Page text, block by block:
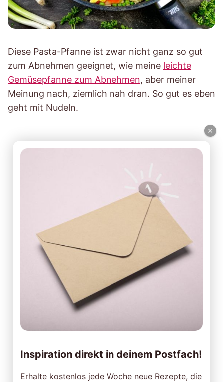
Diese Pasta-Pfanne ist zwar nicht ganz so gut
zum Abnehmen geeignet, wie meine leichte
Gemüsepfanne zum Abnehmen, aber meiner
Meinung nach, ziemlich nah dran. So gut es eben
geht mit Nudeln.
×
Inspiration direkt in deinem Postfach!
Erhalte kostenlos jede Woche neue Rezepte, die